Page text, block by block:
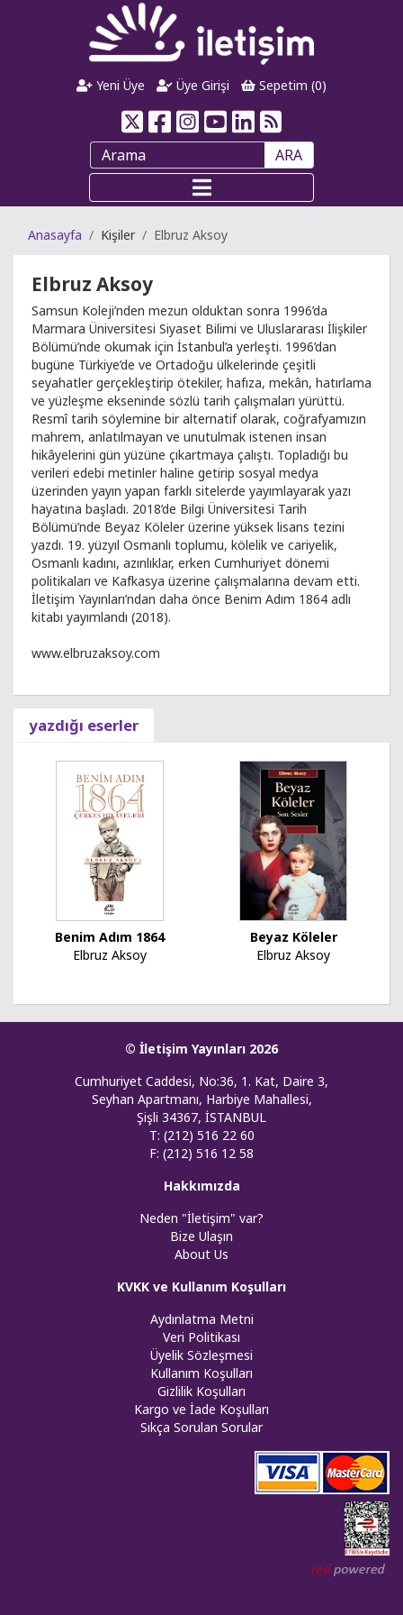
Yeni Üye Üye Girişi Sepetim (0)
ARA
Anasayfa Kişiler Elbruz Aksoy
Elbruz Aksoy
Samsun Koleji’nden mezun olduktan sonra 1996’da
Marmara Üniversitesi Siyaset Bilimi ve Uluslararası İlişkiler
Bölümü’nde okumak için İstanbul’a yerleşti. 1996’dan
bugüne Türkiye’de ve Ortadoğu ülkelerinde çeşitli
seyahatler gerçekleştirip ötekiler, hafıza, mekân, hatırlama
ve yüzleşme ekseninde sözlü tarih çalışmaları yürüttü.
Resmî tarih söylemine bir alternatif olarak, coğrafyamızın
mahrem, anlatılmayan ve unutulmak istenen insan
hikâyelerini gün yüzüne çıkartmaya çalıştı. Topladığı bu
verileri edebi metinler haline getirip sosyal medya
üzerinden yayın yapan farklı sitelerde yayımlayarak yazı
hayatına başladı. 2018’de Bilgi Üniversitesi Tarih
Bölümü’nde Beyaz Köleler üzerine yüksek lisans tezini
yazdı. 19. yüzyıl Osmanlı toplumu, kölelik ve cariyelik,
Osmanlı kadını, azınlıklar, erken Cumhuriyet dönemi
politikaları ve Kafkasya üzerine çalışmalarına devam etti.
İletişim Yayınları’ndan daha önce Benim Adım 1864 adlı
kitabı yayımlandı (2018).
www.elbruzaksoy.com
yazdığı eserler
Benim Adım 1864
Elbruz Aksoy
Beyaz Köleler
Elbruz Aksoy
© İletişim Yayınları 2026
Cumhuriyet Caddesi, No:36, 1. Kat, Daire 3,
Seyhan Apartmanı, Harbiye Mahallesi,
Şişli 34367, İSTANBUL
T: (212) 516 22 60
F: (212) 516 12 58
Hakkımızda
Neden "İletişim" var?
Bize Ulaşın
About Us
KVKK ve Kullanım Koşulları
Aydınlatma Metni
Veri Politikası
Üyelik Sözleşmesi
Kullanım Koşulları
Gizlilik Koşulları
Kargo ve İade Koşulları
Sıkça Sorulan Sorular
Web